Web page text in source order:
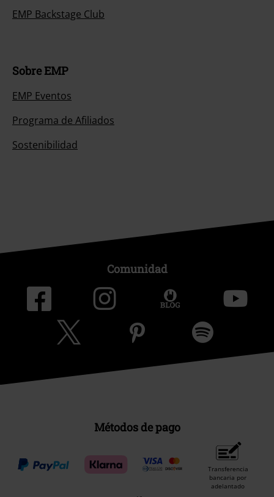
EMP Backstage Club
Sobre EMP
EMP Eventos
Programa de Afiliados
Sostenibilidad
Comunidad
Métodos de pago
Transferencia
bancaria por
adelantado